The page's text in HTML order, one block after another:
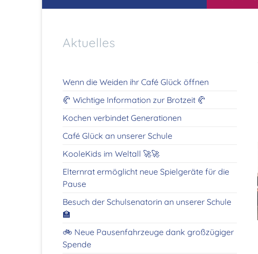
Aktuelles
Wenn die Weiden ihr Café Glück öffnen
🥐 Wichtige Information zur Brotzeit 🥐
Kochen verbindet Generationen
Café Glück an unserer Schule
KooleKids im Weltall 🚀🚀
Elternrat ermöglicht neue Spielgeräte für die
Pause
Besuch der Schulsenatorin an unserer Schule
🏫
🚲 Neue Pausenfahrzeuge dank großzügiger
Spende